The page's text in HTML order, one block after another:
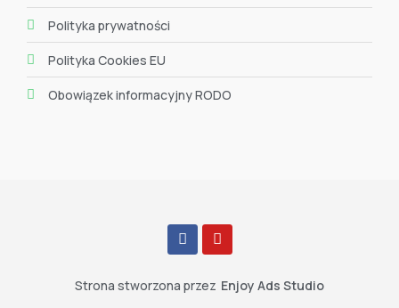
Polityka prywatności
Polityka Cookies EU
Obowiązek informacyjny RODO
Strona stworzona przez Enjoy Ads Studio